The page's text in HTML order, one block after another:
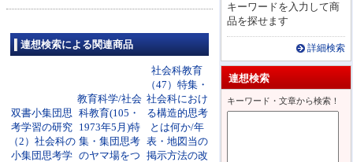
キーワードを入力して商
品を探せます
詳細検索
連想検索
キーワード・文章から検索！
連想検索による関連商品
双書小集団思
考学習の研究
（2）社会科の
小集団思考学
教育科学/社会
科教育(105・
1973年5月)特
集・集団思考
のヤマ場をつ
社会科教育
（47）特集・
社会科におけ
る構造的思考
とは何か/年
表・地図当の
掲示方法の改